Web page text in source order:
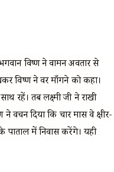
विष्णु ने वामन अवतार से
विष्णु ने वर माँगने को कहा।
रहें। तब लक्ष्मी जी ने राखी
वचन दिया कि चार मास वे क्षीर-
पाताल में निवास करेंगे। यही